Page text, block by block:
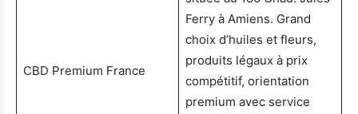
CBD Premium France
Ferry à Amiens. Grand
choix d’huiles et fleurs,
produits légaux à prix
compétitif, orientation
premium avec service